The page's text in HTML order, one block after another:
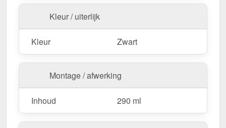
Kleur / uiterlijk
Kleur Zwart
Montage / afwerking
Inhoud 290 ml